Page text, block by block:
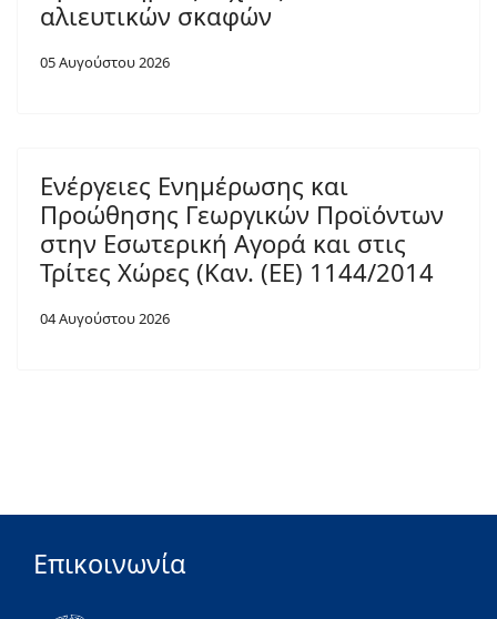
αλιευτικών σκαφών
05 Αυγούστου 2026
Ενέργειες Ενημέρωσης και
Προώθησης Γεωργικών Προϊόντων
στην Εσωτερική Αγορά και στις
Τρίτες Χώρες (Καν. (ΕΕ) 1144/2014
04 Αυγούστου 2026
Επικοινωνία